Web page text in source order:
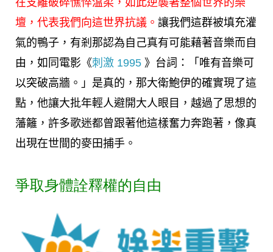
在支離破碎憔悴溫柔，如此逆襲著整個世界的樂
壇，代表我們向這世界抗議。 讓我們這群被填充灌
氣的鴨子，有剎那認為自己真有可能藉著音樂而自
由，如同電影《刺激 1995 》台詞：「唯有音樂可
以突破高牆。」是真的，那大衛鮑伊的確實現了這
點，他讓大批年輕人避開大人眼目，越過了思想的
藩籬，許多歌迷都曾跟著他這樣奮力奔跑著，像真
出現在世間的麥田捕手。
爭取身體詮釋權的自由